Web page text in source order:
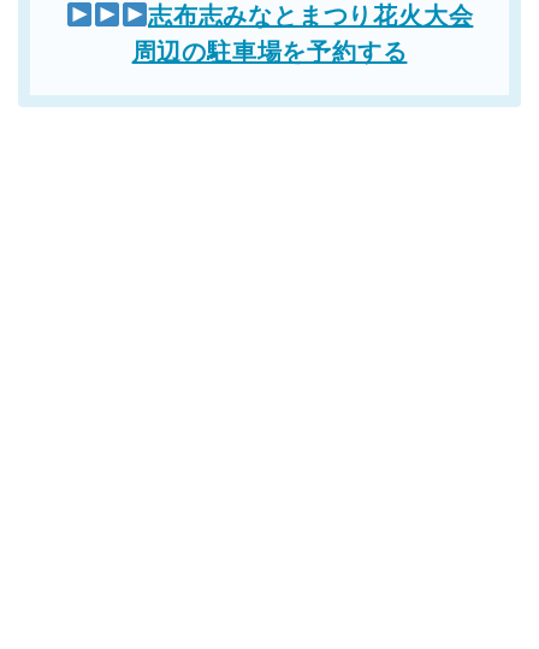
志布志みなとまつり花火大会
周辺の駐車場を予約する